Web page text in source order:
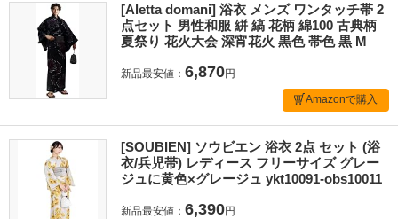
[Aletta domani] 浴衣 メンズ ワンタッチ帯 2
点セット 男性和服 絣 縞 花柄 綿100 古典柄
夏祭り 花火大会 深宵花火 黒色 帯色 黒 M
新品最安値： 6,870円
Amazonで購入
[SOUBIEN] ソウビエン 浴衣 2点 セット (浴
衣/兵児帯) レディース フリーサイズ グレー
ジュに黄色×グレージュ ykt10091-obs10011
新品最安値： 6,390円